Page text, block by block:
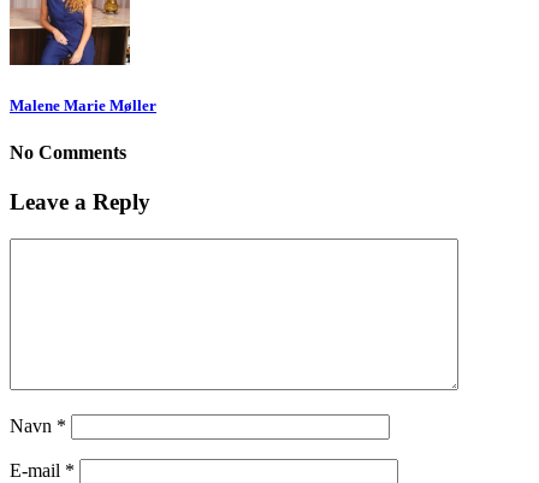
Malene Marie Møller
No Comments
Leave a Reply
Navn *
E-mail *